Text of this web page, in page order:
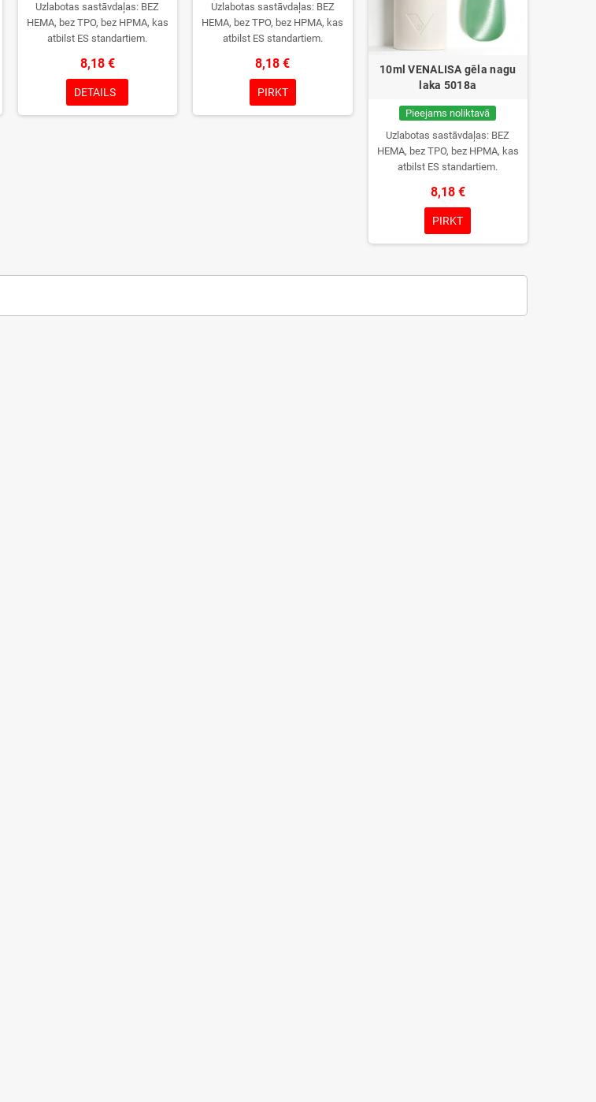
Uzlabotas sastāvdaļas: BEZ
HEMA, bez TPO, bez HPMA, kas
atbilst ES standartiem.
8,18 €
DETAILS
Uzlabotas sastāvdaļas: BEZ
HEMA, bez TPO, bez HPMA, kas
atbilst ES standartiem.
8,18 €
PIRKT
10ml VENALISA gēla nagu
laka 5018a
Pieejams noliktavā
Uzlabotas sastāvdaļas: BEZ
HEMA, bez TPO, bez HPMA, kas
atbilst ES standartiem.
8,18 €
PIRKT